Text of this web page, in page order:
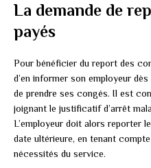
La demande de
payés
Pour bénéficier du report des
d’en informer son employeur
de prendre ses congés. Il est
joignant le justificatif d’arrêt
L’employeur doit alors reporter
date ultérieure, en tenant
nécessités du service.